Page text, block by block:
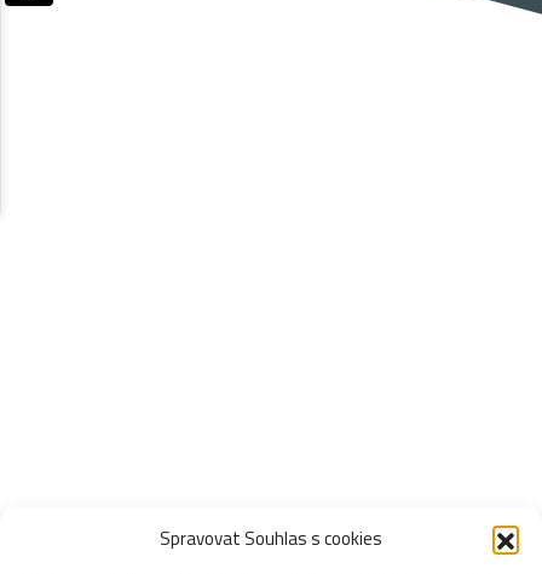
Spravovat Souhlas s cookies